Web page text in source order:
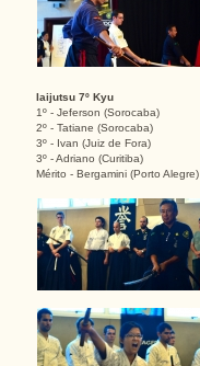
Iaijutsu 7º Kyu
1º - Jeferson (Sorocaba)
2º - Tatiane (Sorocaba)
3º - Ivan (Juiz de Fora)
3º - Adriano (Curitiba)
Mérito - Bergamini (Porto Alegre)